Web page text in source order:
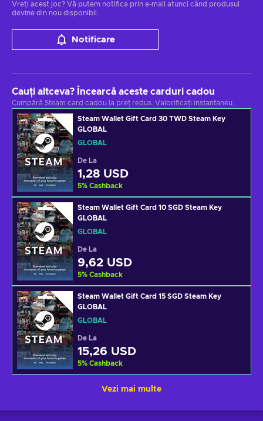
Vreți acest joc? Vă putem notifica prin e-mail atunci când produsul
devine din nou disponibil.
Notificare
Cauți altceva? Încearcă aceste carduri cadou
Cumpără Steam card cadou la preț redus. Valorificați instantaneu.
Steam Wallet Gift Card 30 TWD Steam Key
GLOBAL
GLOBAL
De La
1,28 USD
5% Cashback
Steam Wallet Gift Card 10 SGD Steam Key
GLOBAL
GLOBAL
De La
9,62 USD
5% Cashback
Steam Wallet Gift Card 15 SGD Steam Key
GLOBAL
GLOBAL
De La
15,26 USD
5% Cashback
Vezi mai multe